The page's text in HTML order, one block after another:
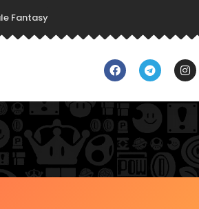
Fantasy